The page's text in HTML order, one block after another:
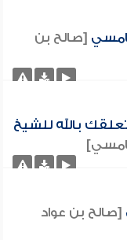
[صالح بن
بالله للشيخ
[صالح بن عواد